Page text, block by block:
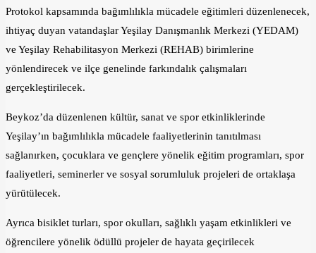
Protokol kapsamında bağımlılıkla mücadele eğitimleri düzenlenecek,
ihtiyaç duyan vatandaşlar Yeşilay Danışmanlık Merkezi (YEDAM)
ve Yeşilay Rehabilitasyon Merkezi (REHAB) birimlerine
yönlendirecek ve ilçe genelinde farkındalık çalışmaları
gerçekleştirilecek.
Beykoz’da düzenlenen kültür, sanat ve spor etkinliklerinde
Yeşilay’ın bağımlılıkla mücadele faaliyetlerinin tanıtılması
sağlanırken, çocuklara ve gençlere yönelik eğitim programları, spor
faaliyetleri, seminerler ve sosyal sorumluluk projeleri de ortaklaşa
yürütülecek.
Ayrıca bisiklet turları, spor okulları, sağlıklı yaşam etkinlikleri ve
öğrencilere yönelik ödüllü projeler de hayata geçirilecek